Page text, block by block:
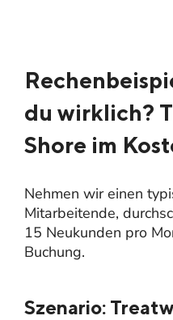
du wirklich?
Shore im
Nehmen wir einen
Mitarbeitende,
15 Neukunden pro
Buchung.
Szenario: